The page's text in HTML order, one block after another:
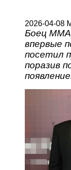
2026-04-08
Боец ММА
впервые
посетил
поразив